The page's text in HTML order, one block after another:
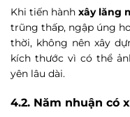
Khi tiến hành xây lăng
trũng thấp, ngập úng
thời, không nên xây
kích thước vì có thể
yên lâu dài.
4.2. Năm nhuận có